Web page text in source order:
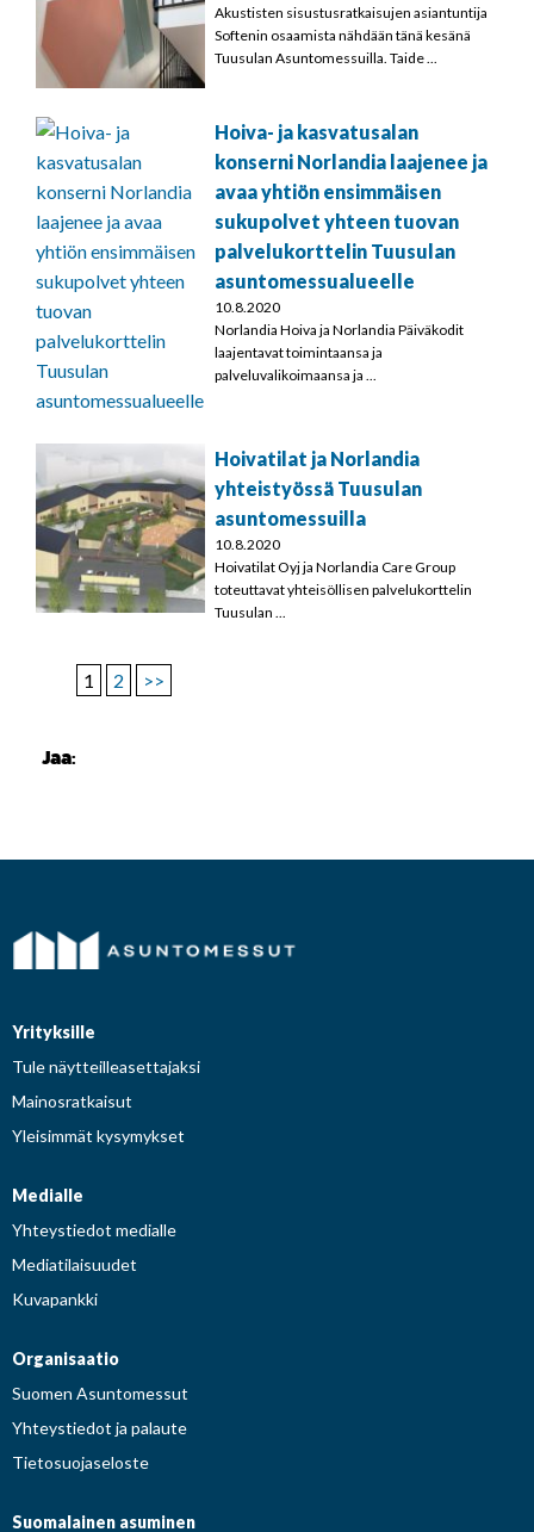
Akustisten sisustusratkaisujen asiantuntija
Softenin osaamista nähdään tänä kesänä
Tuusulan Asuntomessuilla. Taide ...
Hoiva- ja kasvatusalan
konserni Norlandia laajenee ja
avaa yhtiön ensimmäisen
sukupolvet yhteen tuovan
palvelukorttelin Tuusulan
asuntomessualueelle
10.8.2020
Norlandia Hoiva ja Norlandia Päiväkodit
laajentavat toimintaansa ja
palveluvalikoimaansa ja ...
Hoivatilat ja Norlandia
yhteistyössä Tuusulan
asuntomessuilla
10.8.2020
Hoivatilat Oyj ja Norlandia Care Group
toteuttavat yhteisöllisen palvelukorttelin
Tuusulan ...
1 2 >>
Jaa:
Yrityksille
Tule näytteilleasettajaksi
Mainosratkaisut
Yleisimmät kysymykset
Medialle
Yhteystiedot medialle
Mediatilaisuudet
Kuvapankki
Organisaatio
Suomen Asuntomessut
Yhteystiedot ja palaute
Tietosuojaseloste
Suomalainen asuminen